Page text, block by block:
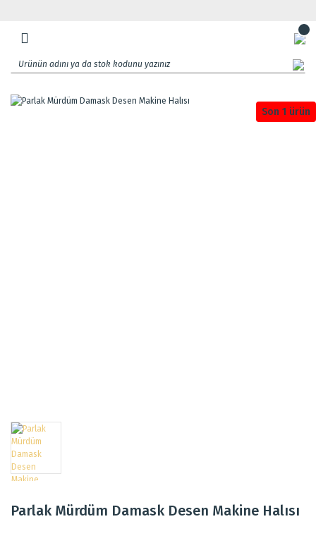
Son 1 ürün
Parlak Mürdüm Damask Desen Makine Halısı